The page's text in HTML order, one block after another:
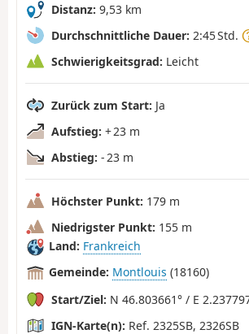
Distanz: 9,53 km
Durchschnittliche Dauer: 2:45 Std.
Schwierigkeitsgrad: Leicht
Zurück zum Start: Ja
Aufstieg: + 23 m
Abstieg: - 23 m
Höchster Punkt: 179 m
Niedrigster Punkt: 155 m
Land: Frankreich
Gemeinde: Montlouis (18160)
Start/Ziel: N 46.803661° / E
IGN-Karte(n): Ref. 2325SB, 2326SB